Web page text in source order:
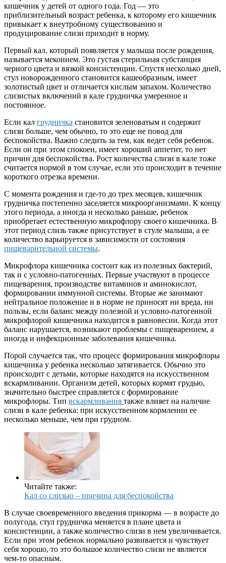
кишечник у детей от одного года. Год — это
приблизительный возраст ребенка, к которому его кишечник
привыкает к внеутробному существованию и
продуцирование слизи приходит в норму.
Первый кал, который появляется у малыша после рождения,
называется меконием. Это густая стерильная субстанция
черного цвета и вязкой консистенции. Спустя несколько дней,
стул новорожденного становится кашеобразным, имеет
золотистый цвет и отличается кислым запахом. Количество
слизистых включений в кале грудничка умеренное и
постоянное.
Если кал грудничка становится зеленоватым и содержит
слизи больше, чем обычно, то это еще не повод для
беспокойства. Важно следить за тем, как ведет себя ребенок.
Если он при этом спокоен, имеет хороший аппетит, то нет
причин для беспокойства. Рост количества слизи в кале тоже
считается нормой в том случае, если это происходит в течение
короткого отрезка времени.
С момента рождения и где-то до трех месяцев, кишечник
грудничка постепенно заселяется микроорганизмами. К концу
этого периода, а иногда и несколько раньше, ребенок
приобретает естественную микрофлору своего кишечника. В
этот период слизь также присутствует в стуле малыша, а ее
количество варьируется в зависимости от состояния
пищеварительной системы.
Микрофлора кишечника состоит как из полезных бактерий,
так и с условно-патогенных. Первые участвуют в процессе
пищеварения, производстве витаминов и аминокислот,
формировании иммунной системы. Вторые же занимают
нейтральное положение и в норме не приносят ни вреда, ни
пользы, если баланс между полезной и условно-патогенной
микрофлорой кишечника находится в равновесии. Когда этот
баланс нарушается, возникают проблемы с пищеварением, а
иногда и инфекционные заболевания кишечника.
Порой случается так, что процесс формирования микрофлоры
кишечника у ребенка несколько затягивается. Обычно это
происходит с детьми, которые находятся на искусственном
вскармливании. Организм детей, которых кормят грудью,
значительно быстрее справляется с формирование
микрофлоры. Тип вскармливания также влияет на наличие
слизи в кале ребенка: при искусственном кормлении ее
несколько меньше, чем при грудном.
Читайте также:
Кал со слизью – причина для беспокойства
В случае своевременного введения прикорма — в возрасте до
полугода, стул грудничка меняется в плане цвета и
консистенции, а также количество слизи в нем увеличивается.
Если при этом ребенок нормально развивается и чувствует
себя хорошо, то это большое количество слизи не является
чем-то опасным.